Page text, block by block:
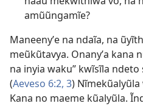
amũũngamĩe?
Maneenyʼe na ndaĩa, na
meũkũtavya. Onanyʼa kana
na inyia waku” kwĩsĩla
(Aeveso 6:2, 3)
Kana no maeme kũalyũla.